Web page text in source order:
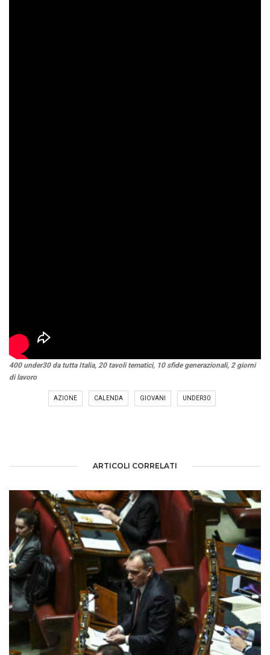
400 under30 da tutta Italia, 20 tavoli tematici, 10 sfide generazionali, 2 giorni
di lavoro
AZIONE CALENDA GIOVANI UNDER30
ARTICOLI CORRELATI